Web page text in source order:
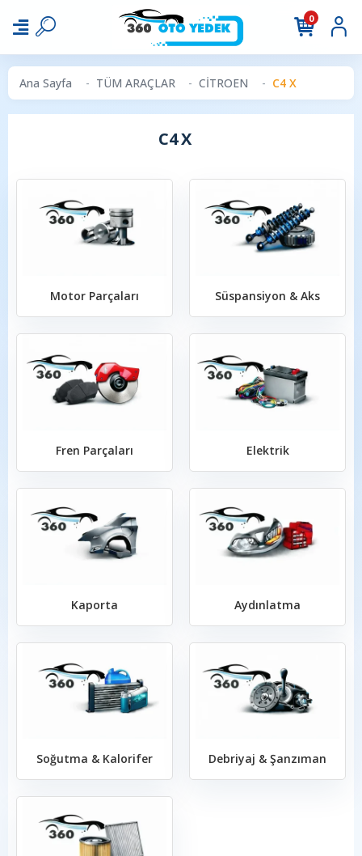
0
Ana Sayfa TÜM ARAÇLAR CİTROEN C4 X
C4 X
Motor Parçaları Süspansiyon & Aks
Fren Parçaları Elektrik
Kaporta Aydınlatma
Soğutma & Kalorifer Debriyaj & Şanzıman